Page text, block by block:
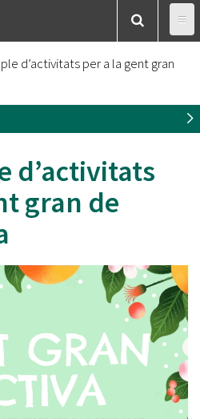
d’activitats per a la gent gran
d’activitats
gran de